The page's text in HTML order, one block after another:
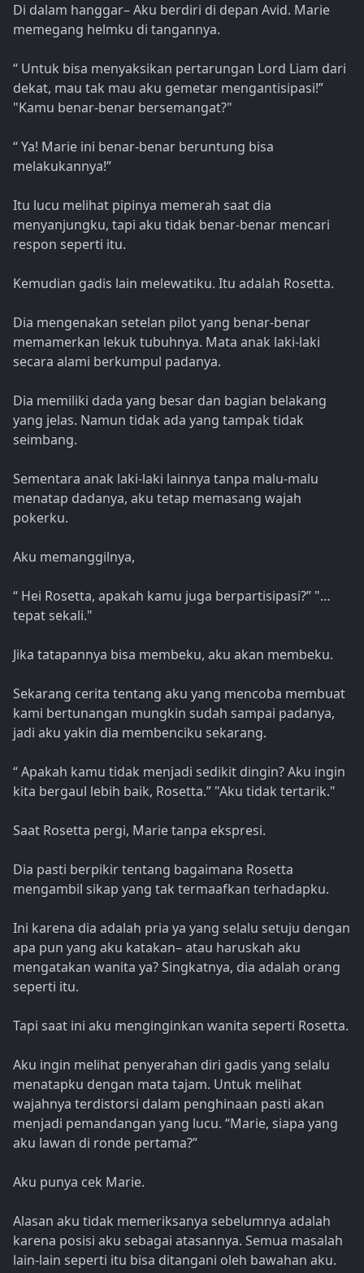
Di dalam hanggar– Aku berdiri di depan Avid. Marie
memegang helmku di tangannya.
“ Untuk bisa menyaksikan pertarungan Lord Liam dari
dekat, mau tak mau aku gemetar mengantisipasi!”
"Kamu benar-benar bersemangat?"
“ Ya! Marie ini benar-benar beruntung bisa
melakukannya!”
Itu lucu melihat pipinya memerah saat dia
menyanjungku, tapi aku tidak benar-benar mencari
respon seperti itu.
Kemudian gadis lain melewatiku. Itu adalah Rosetta.
Dia mengenakan setelan pilot yang benar-benar
memamerkan lekuk tubuhnya. Mata anak laki-laki
secara alami berkumpul padanya.
Dia memiliki dada yang besar dan bagian belakang
yang jelas. Namun tidak ada yang tampak tidak
seimbang.
Sementara anak laki-laki lainnya tanpa malu-malu
menatap dadanya, aku tetap memasang wajah
pokerku.
Aku memanggilnya,
“ Hei Rosetta, apakah kamu juga berpartisipasi?” "…
tepat sekali."
Jika tatapannya bisa membeku, aku akan membeku.
Sekarang cerita tentang aku yang mencoba membuat
kami bertunangan mungkin sudah sampai padanya,
jadi aku yakin dia membenciku sekarang.
“ Apakah kamu tidak menjadi sedikit dingin? Aku ingin
kita bergaul lebih baik, Rosetta.” "Aku tidak tertarik."
Saat Rosetta pergi, Marie tanpa ekspresi.
Dia pasti berpikir tentang bagaimana Rosetta
mengambil sikap yang tak termaafkan terhadapku.
Ini karena dia adalah pria ya yang selalu setuju dengan
apa pun yang aku katakan– atau haruskah aku
mengatakan wanita ya? Singkatnya, dia adalah orang
seperti itu.
Tapi saat ini aku menginginkan wanita seperti Rosetta.
Aku ingin melihat penyerahan diri gadis yang selalu
menatapku dengan mata tajam. Untuk melihat
wajahnya terdistorsi dalam penghinaan pasti akan
menjadi pemandangan yang lucu. “Marie, siapa yang
aku lawan di ronde pertama?”
Aku punya cek Marie.
Alasan aku tidak memeriksanya sebelumnya adalah
karena posisi aku sebagai atasannya. Semua masalah
lain-lain seperti itu bisa ditangani oleh bawahan aku.